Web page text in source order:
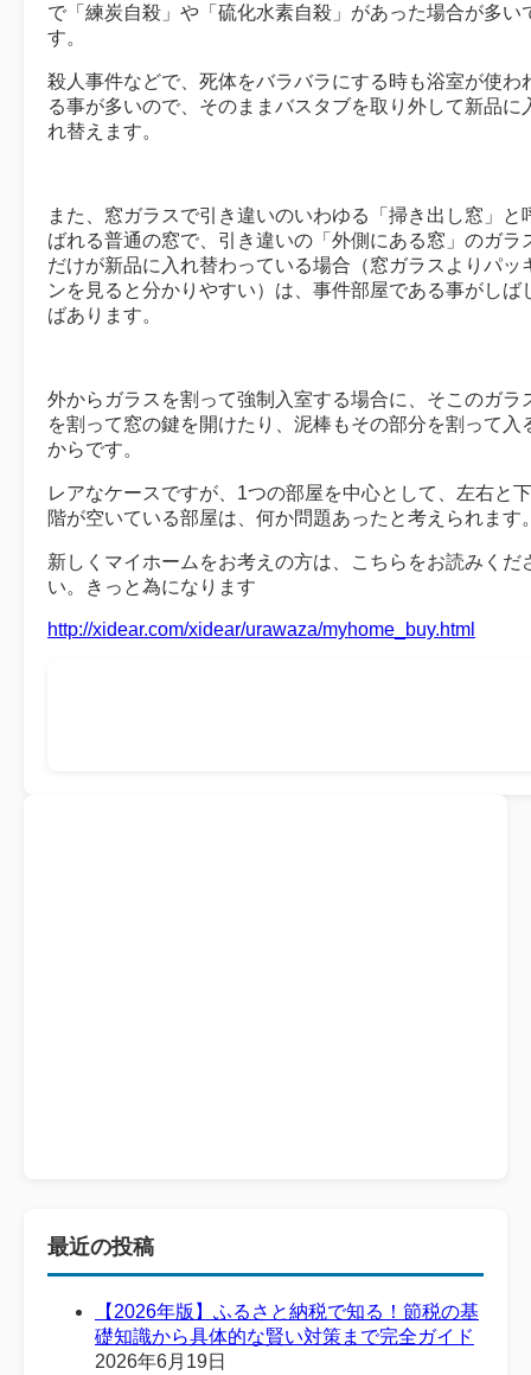
で「練炭自殺」や「硫化水素自殺」があった場合が多い
す。
殺人事件などで、死体をバラバラにする時も浴室が使わ
る事が多いので、そのままバスタブを取り外して新品に
れ替えます。
また、窓ガラスで引き違いのいわゆる「掃き出し窓」と
ばれる普通の窓で、引き違いの「外側にある窓」のガラ
だけが新品に入れ替わっている場合（窓ガラスよりパッ
ンを見ると分かりやすい）は、事件部屋である事がしば
ばあります。
外からガラスを割って強制入室する場合に、そこのガラ
を割って窓の鍵を開けたり、泥棒もその部分を割って入
からです。
レアなケースですが、1つの部屋を中心として、左右と
階が空いている部屋は、何か問題あったと考えられます
新しくマイホームをお考えの方は、こちらをお読みくだ
い。きっと為になります
http://xidear.com/xidear/urawaza/myhome_buy.html
最近の投稿
【2026年版】ふるさと納税で知る！節税の基
礎知識から具体的な賢い対策まで完全ガイド
2026年6月19日